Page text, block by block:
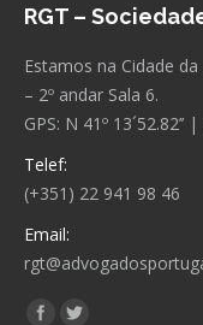
RGT –
Estamos na Cidade
– 2º andar Sala 6.
GPS: N 41º 13´52.82’’ |
Telef:
(+351) 22 941 98 46
Email:
Encontre-nos em:
Facebook
Twitter